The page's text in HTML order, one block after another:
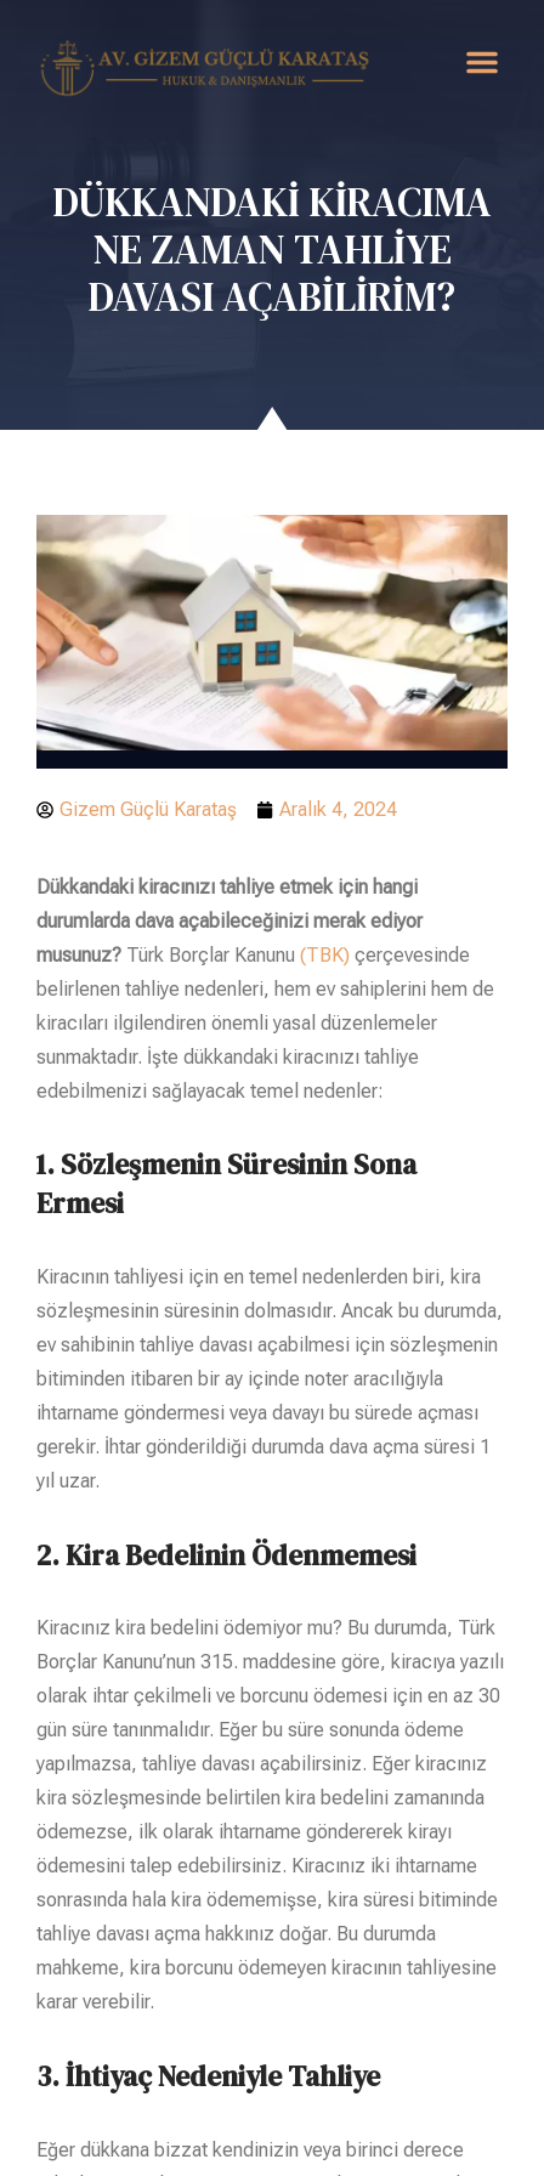
DÜKKANDAKİ KİRACIMA
NE ZAMAN TAHLİYE
DAVASI AÇABİLİRİM?
Gizem Güçlü Karataş Aralık 4, 2024
Dükkandaki kiracınızı tahliye etmek için hangi
durumlarda dava açabileceğinizi merak ediyor
musunuz? Türk Borçlar Kanunu (TBK) çerçevesinde
belirlenen tahliye nedenleri, hem ev sahiplerini hem de
kiracıları ilgilendiren önemli yasal düzenlemeler
sunmaktadır. İşte dükkandaki kiracınızı tahliye
edebilmenizi sağlayacak temel nedenler:
1.Sözleşmenin Süresinin Sona
Ermesi
Kiracının tahliyesi için en temel nedenlerden biri, kira
sözleşmesinin süresinin dolmasıdır. Ancak bu durumda,
ev sahibinin tahliye davası açabilmesi için sözleşmenin
bitiminden itibaren bir ay içinde noter aracılığıyla
ihtarname göndermesi veya davayı bu sürede açması
gerekir. İhtar gönderildiği durumda dava açma süresi 1
yıl uzar.
2.Kira Bedelinin Ödenmemesi
Kiracınız kira bedelini ödemiyor mu? Bu durumda, Türk
Borçlar Kanunu’nun 315. maddesine göre, kiracıya yazılı
olarak ihtar çekilmeli ve borcunu ödemesi için en az 30
gün süre tanınmalıdır. Eğer bu süre sonunda ödeme
yapılmazsa, tahliye davası açabilirsiniz. Eğer kiracınız
kira sözleşmesinde belirtilen kira bedelini zamanında
ödemezse, ilk olarak ihtarname göndererek kirayı
ödemesini talep edebilirsiniz. Kiracınız iki ihtarname
sonrasında hala kira ödememişse, kira süresi bitiminde
tahliye davası açma hakkınız doğar. Bu durumda
mahkeme, kira borcunu ödemeyen kiracının tahliyesine
karar verebilir.
3.İhtiyaç Nedeniyle Tahliye
Eğer dükkana bizzat kendinizin veya birinci derece